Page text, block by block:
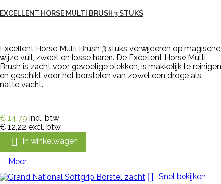
EXCELLENT HORSE MULTI BRUSH 3 STUKS
Excellent Horse Multi Brush 3 stuks verwijderen op magische
wijze vuil, zweet en losse haren. De Excellent Horse Multi
Brush is zacht voor gevoelige plekken, is makkelijk te reinigen
en geschikt voor het borstelen van zowel een droge als
natte vacht.
€ 14,79 incl. btw
€ 12,22 excl. btw
 In winkelwagen
Meer
 Snel bekijken